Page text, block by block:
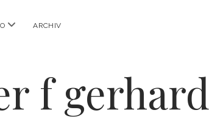
Menü
ARCHIV
f gerhard